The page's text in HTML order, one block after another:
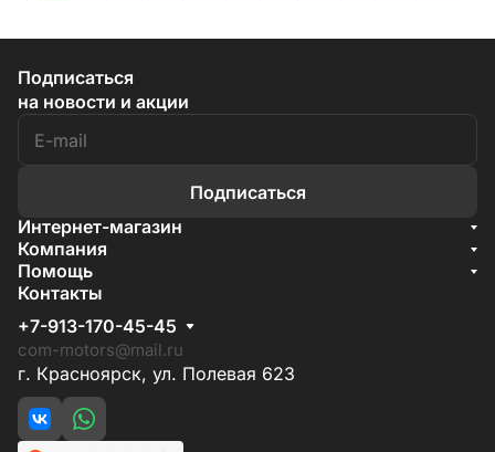
Подписаться
на новости и акции
Подписаться
Интернет-магазин
Акции
Бренды
Компания
О компании
Документы
Условия поставки
Отзывы
Помощь
Условия доставки
Способы оплаты
Гарантия на товар
Контакты
+7-913-170-45-45
com-motors@mail.ru
г. Красноярск, ул. Полевая 623